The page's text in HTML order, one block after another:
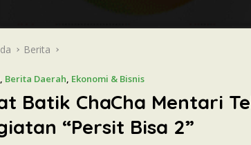
Berita
, Berita Daerah, Ekonomi & Bisnis
Batik ChaCha Mentari
“Persit Bisa 2”